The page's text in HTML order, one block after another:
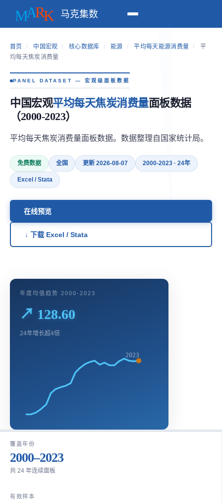
马克集数
首页 / 中国宏观 / 核心数据库 / 能源 / 平均每天能源消费量 /
平
均每天焦炭消费量
PANEL DATASET — 宏观级面板数据
中国宏观平均每天焦炭消费量面板数据
（2000-2023）
平均每天焦炭消费量面板数据。数据整理自国家统计局。
免费数据 全国 更新 2026-08-07 2000-2023 · 24年
Excel / Stata
在线预览
↓ 下载 Excel / Stata
年度均值趋势 2000-2023
↗ 128.60
24年增长超4倍
2023
覆盖年份
2000–2023
共 24 年连续面板
有效样本